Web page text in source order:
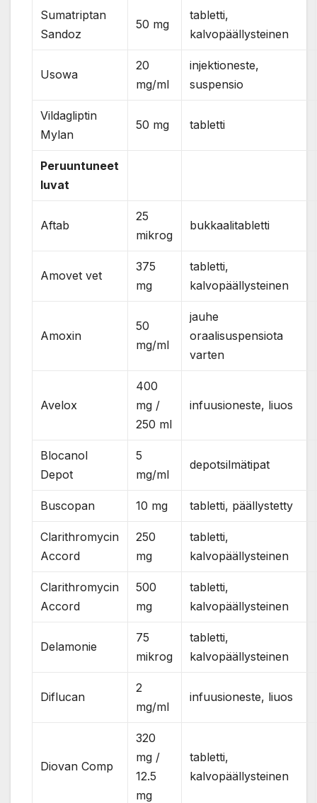
Sumatriptan
Sandoz
50 mg
tabletti,
kalvopäällysteinen
Usowa
20
mg/ml
injektioneste,
suspensio
Vildagliptin
Mylan
50 mg tabletti
Peruuntuneet
luvat
Aftab
25
mikrog
bukkaalitabletti
Amovet vet
375
mg
tabletti,
kalvopäällysteinen
Amoxin
50
mg/ml
jauhe
oraalisuspensiota
varten
Avelox
400
mg /
250 ml
infuusioneste, liuos
Blocanol
Depot
5
mg/ml
depotsilmätipat
Buscopan 10 mg tabletti, päällystetty
Clarithromycin
Accord
250
mg
tabletti,
kalvopäällysteinen
Clarithromycin
Accord
500
mg
tabletti,
kalvopäällysteinen
Delamonie
75
mikrog
tabletti,
kalvopäällysteinen
Diflucan
2
mg/ml
infuusioneste, liuos
Diovan Comp
320
mg /
12.5
mg
tabletti,
kalvopäällysteinen